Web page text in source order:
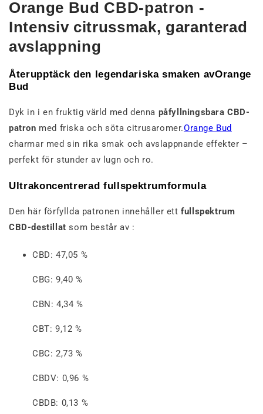
Orange Bud CBD-patron -
Intensiv citrussmak, garanterad
avslappning
Återupptäck den legendariska smaken avOrange
Bud
Dyk in i en fruktig värld med denna påfyllningsbara CBD-
patron med friska och söta citrusaromer.Orange Bud
charmar med sin rika smak och avslappnande effekter –
perfekt för stunder av lugn och ro.
Ultrakoncentrerad fullspektrumformula
Den här förfyllda patronen innehåller ettfullspektrum
CBD-destillat som består av :
CBD: 47,05 %
CBG: 9,40 %
CBN: 4,34 %
CBT: 9,12 %
CBC: 2,73 %
CBDV: 0,96 %
CBDB: 0,13 %